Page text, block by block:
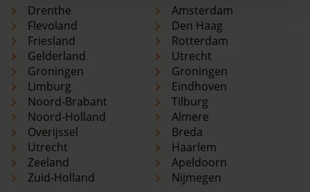
Drenthe
Flevoland
Friesland
Gelderland
Groningen
Limburg
Noord-Brabant
Noord-Holland
Overijssel
Utrecht
Zeeland
Zuid-Holland
Amsterdam
Den Haag
Rotterdam
Utrecht
Groningen
Eindhoven
Tilburg
Almere
Breda
Haarlem
Apeldoorn
Nijmegen